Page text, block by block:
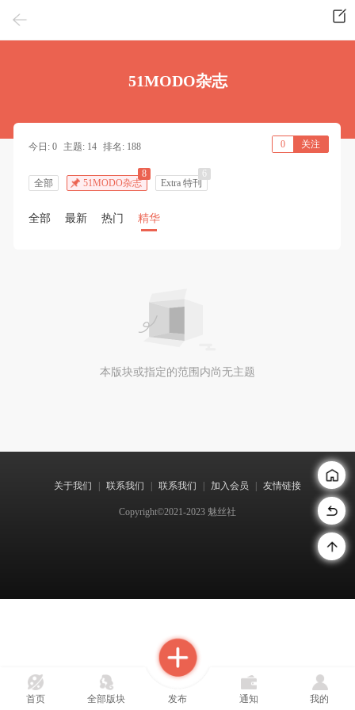
首页 全部版块 发布 通知 我的
51MODO杂志
今日: 0 主题: 14 排名: 188 0 关注
全部 51MODO杂志
8
Extra 特刊
6
全部 最新 热门 精华
本版块或指定的范围内尚无主题
关于我们 联系我们 联系我们 加入会员 友情链接
Copyright©2021-2023 魅丝社